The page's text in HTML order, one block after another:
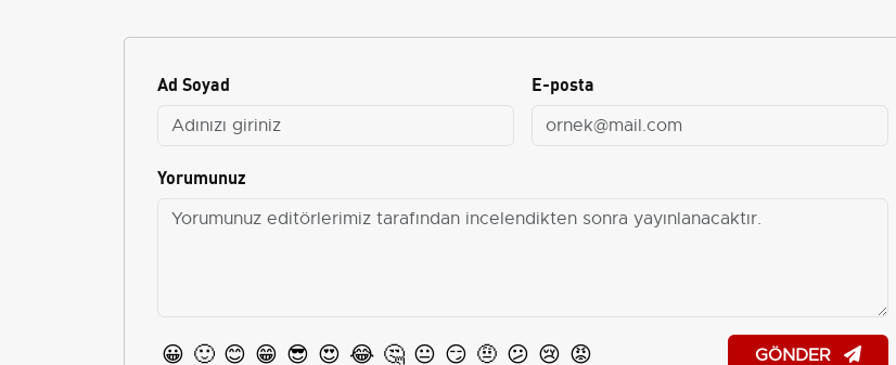
Ad Soyad E-posta
Yorumunuz
😀 🙂 😊 😁 😎 😍 😂 🤔 😐 😏 🤨 😕 😢 😡 GÖNDER